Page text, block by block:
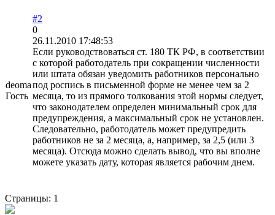
deoma
Гость
#2
0
26.11.2010 17:48:53
Если руководствоваться ст. 180 ТК РФ, в соответствии
с которой работодатель при сокращении численности
или штата обязан уведомить работников персонально
под роспись в письменной форме не менее чем за 2
месяца, то из прямого толкования этой нормы следует,
что законодателем определен минимальный срок для
предупреждения, а максимальный срок не установлен.
Следовательно, работодатель может предупредить
работников не за 2 месяца, а, например, за 2,5 (или 3
месяца). Отсюда можно сделать вывод, что вы вполне
можете указать дату, которая является рабочим днем.
Страницы: 1